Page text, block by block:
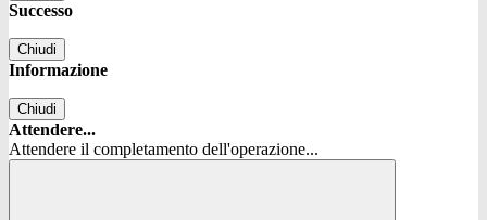
Successo
Chiudi
Informazione
Chiudi
Attendere...
Attendere il completamento dell'operazione...